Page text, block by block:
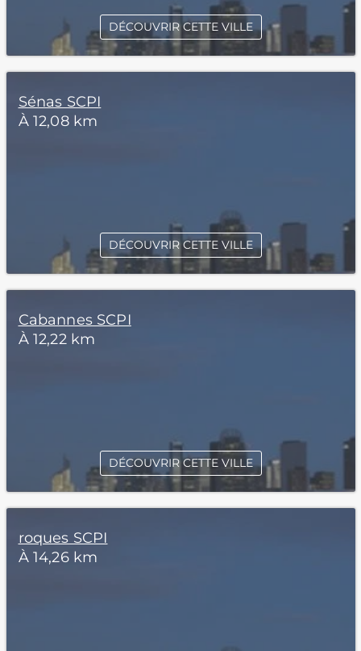
DÉCOUVRIR CETTE VILLE
Sénas SCPI
À 12,08 km
DÉCOUVRIR CETTE VILLE
Cabannes SCPI
À 12,22 km
DÉCOUVRIR CETTE VILLE
roques SCPI
À 14,26 km